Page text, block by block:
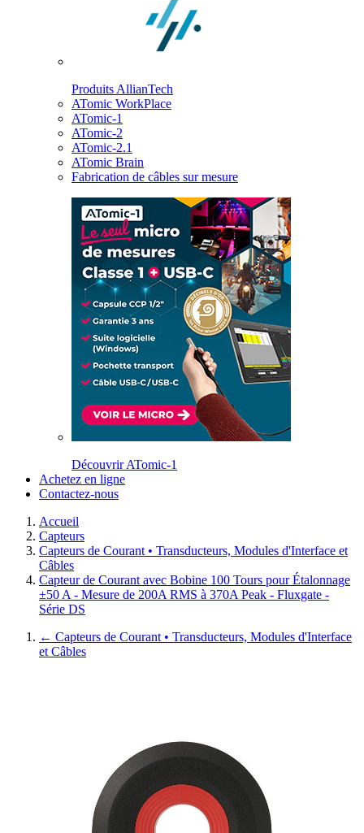
Produits AllianTech
ATomic WorkPlace
ATomic-1
ATomic-2
ATomic-2.1
ATomic Brain
Fabrication de câbles sur mesure
Découvrir ATomic-1
Achetez en ligne
Contactez-nous
Accueil
Capteurs
Capteurs de Courant • Transducteurs, Modules d'Interface et
Câbles
Capteur de Courant avec Bobine 100 Tours pour Étalonnage
±50 A - Mesure de 200A RMS à 370A Peak - Fluxgate -
Série DS
← Capteurs de Courant • Transducteurs, Modules d'Interface
et Câbles